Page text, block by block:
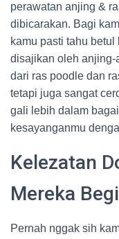
perawatan anjing &
dibicarakan. Bagi
kamu pasti tahu
disajikan oleh
dari ras poodle dan
tetapi juga sangat
gali lebih dalam
kesayanganmu
Kelezatan
Mereka
Pernah nggak sih